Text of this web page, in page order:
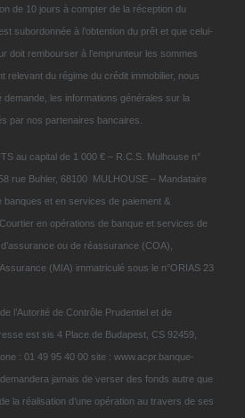
de 10 jours à compter de la réception du
subordonnée à l’obtention du prêt et que celui-
doit rembourser à l’emprunteur les sommes
relevant du régime du crédit immobilier, nous
les informations générales sur la
par nos partenaires bancaires.
au capital de 1 000 € – R.C.S. Mulhouse n°
rue Buhler, 68100 MULHOUSE – Mandataire
banques et en services de paiement &
en opérations de banque et services de
ou de réassurance (COA),
(MIA) immatriculé sous le n°ORIAS 23
l’Autorité de Contrôle Prudentiel et de
est sis 4 Place de Budapest, CS 92459,
: 01 49 95 40 00 site : www.acpr.banque-
jamais de verser des fonds autre que
la réalisation d’une opération au travers de ses